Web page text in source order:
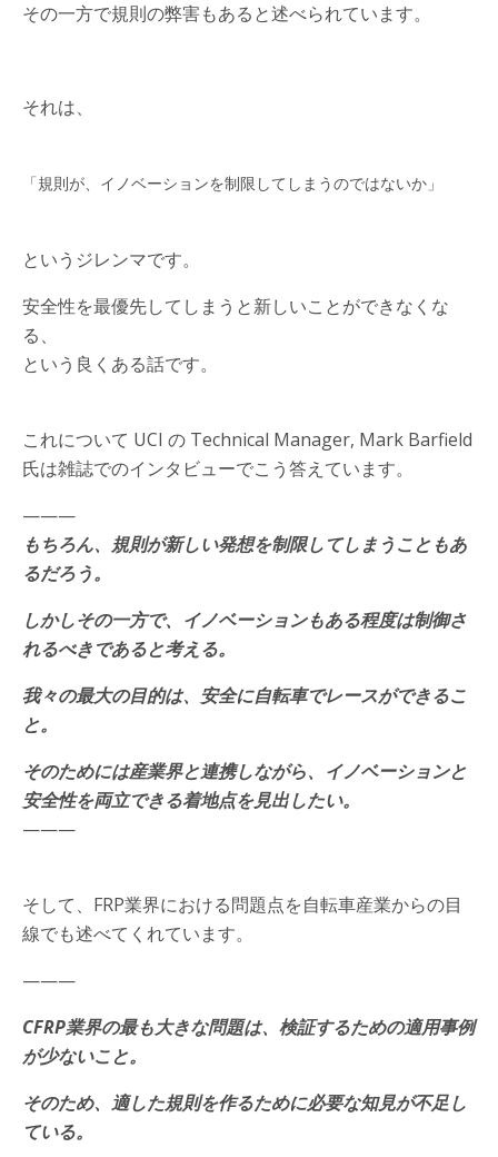
その一方で規則の弊害もあると述べられています。
それは、
「規則が、イノベーションを制限してしまうのではないか」
というジレンマです。
安全性を最優先してしまうと新しいことができなくな
る、
という良くある話です。
これについて UCI の Technical Manager, Mark Barfield
氏は雑誌でのインタビューでこう答えています。
———
もちろん、規則が新しい発想を制限してしまうこともあ
るだろう。
しかしその一方で、イノベーションもある程度は制御さ
れるべきであると考える。
我々の最大の目的は、安全に自転車でレースができるこ
と。
そのためには産業界と連携しながら、イノベーションと
安全性を両立できる着地点を見出したい。
———
そして、FRP業界における問題点を自転車産業からの目
線でも述べてくれています。
———
CFRP業界の最も大きな問題は、検証するための適用事例
が少ないこと。
そのため、適した規則を作るために必要な知見が不足し
ている。